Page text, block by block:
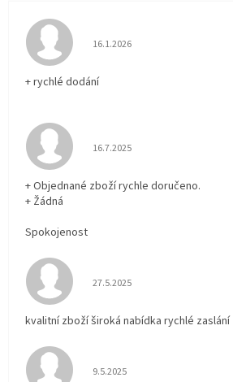
Hodnocení obchodu je 5 z 5
16.1.2026
+ rychlé dodání
Hodnocení obchodu je 5 z 5
16.7.2025
+ Objednané zboží rychle doručeno.
+ Žádná
Spokojenost
Hodnocení obchodu je 5 z 5
27.5.2025
kvalitní zboží široká nabídka rychlé zaslání
Hodnocení obchodu je 5 z 5
9.5.2025